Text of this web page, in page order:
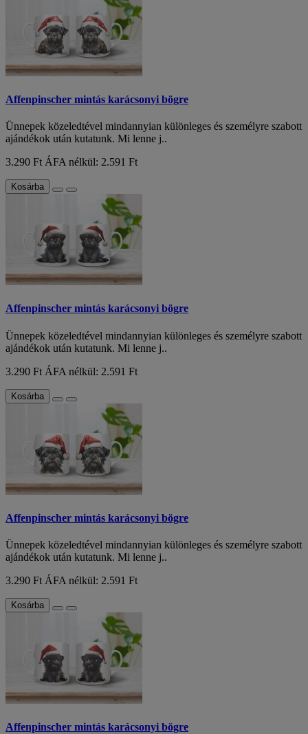
Affenpinscher mintás karácsonyi bögre
Ünnepek közeledtével mindannyian különleges és személyre szabott
ajándékok után kutatunk. Mi lenne j..
3.290 Ft ÁFA nélkül: 2.591 Ft
Kosárba
Affenpinscher mintás karácsonyi bögre
Ünnepek közeledtével mindannyian különleges és személyre szabott
ajándékok után kutatunk. Mi lenne j..
3.290 Ft ÁFA nélkül: 2.591 Ft
Kosárba
Affenpinscher mintás karácsonyi bögre
Ünnepek közeledtével mindannyian különleges és személyre szabott
ajándékok után kutatunk. Mi lenne j..
3.290 Ft ÁFA nélkül: 2.591 Ft
Kosárba
Affenpinscher mintás karácsonyi bögre